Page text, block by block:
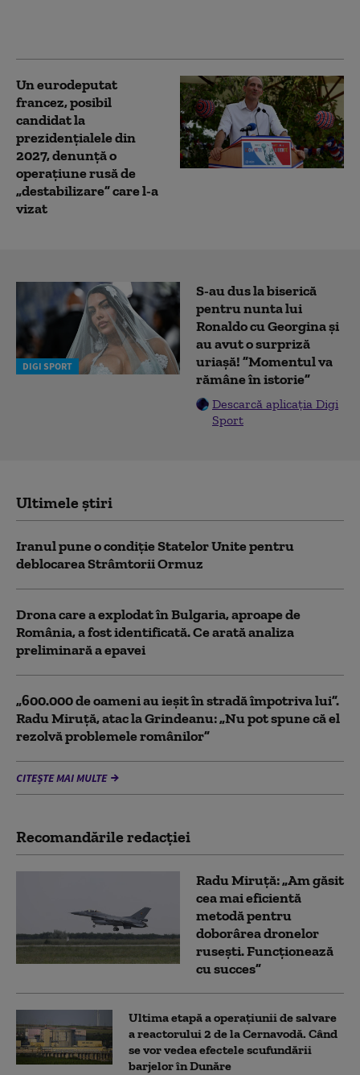
Un eurodeputat
francez, posibil
candidat la
prezidențialele din
2027, denunţă o
operaţiune rusă de
„destabilizare” care l-a
vizat
DIGI SPORT
S-au dus la biserică
pentru nunta lui
Ronaldo cu Georgina și
au avut o surpriză
uriașă! ”Momentul va
rămâne în istorie”
Descarcă aplicația Digi
Sport
Ultimele știri
Iranul pune o condiție Statelor Unite pentru
deblocarea Strâmtorii Ormuz
Drona care a explodat în Bulgaria, aproape de
România, a fost identificată. Ce arată analiza
preliminară a epavei
„600.000 de oameni au ieșit în stradă împotriva lui”.
Radu Miruță, atac la Grindeanu: „Nu pot spune că el
rezolvă problemele românilor”
CITEȘTE MAI MULTE
Recomandările redacţiei
Radu Miruță: „Am găsit
cea mai eficientă
metodă pentru
doborârea dronelor
rusești. Funcționează
cu succes”
Ultima etapă a operațiunii de salvare
a reactorului 2 de la Cernavodă. Când
se vor vedea efectele scufundării
barjelor în Dunăre